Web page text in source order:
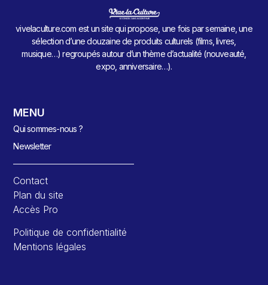
vivelaculture.com est un site qui propose, une fois par semaine, une
sélection d’une douzaine de produits culturels (films, livres,
musique…) regroupés autour d’un thème d’actualité (nouveauté,
expo, anniversaire…).
MENU
Qui sommes-nous ?
Newsletter
Contact
Plan du site
Accès Pro
Politique de confidentialité
Mentions légales